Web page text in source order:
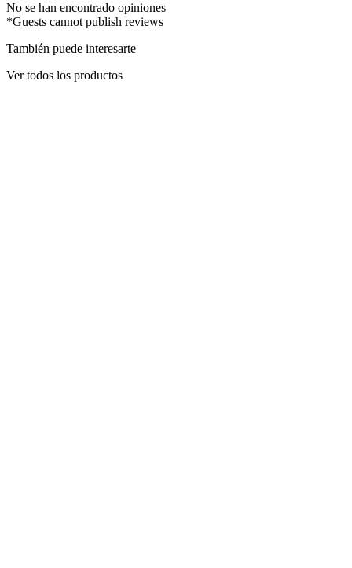
No se han encontrado opiniones
*Guests cannot publish reviews
También puede interesarte
Ver todos los productos